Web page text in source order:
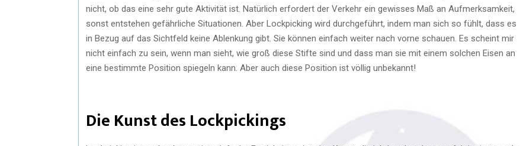
nicht, ob das eine sehr gute Aktivität ist. Natürlich erfordert der Verkehr ein gewisses Maß an Aufmerksamkeit,
sonst entstehen gefährliche Situationen. Aber Lockpicking wird durchgeführt, indem man sich so fühlt, dass es
in Bezug auf das Sichtfeld keine Ablenkung gibt. Sie können einfach weiter nach vorne schauen. Es scheint mir
nicht einfach zu sein, wenn man sieht, wie groß diese Stifte sind und dass man sie mit einem solchen Eisen an
eine bestimmte Position spiegeln kann. Aber auch diese Position ist völlig unbekannt!
Die Kunst des Lockpickings